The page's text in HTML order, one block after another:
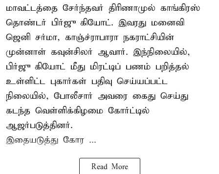
மாவட்டத்தை சேர்ந்தவர் திரிணாமுல் காங்கிரஸ்
தொண்டர் பிர்ஜு கியோட். இவரது மனைவி
ஜெனி சர்மா, காஞ்ச்ராபாரா நகராட்சியின்
முன்னாள் கவுன்சிலர் ஆவார். இந்நிலையில்,
பிர்ஜு கியோட் மீது மிரட்டிப் பணம் பறித்தல்
உள்ளிட்ட புகார்கள் பதிவு செய்யப்பட்ட
நிலையில், போலீசார் அவரை கைது செய்து
கடந்த வெள்ளிக்கிழமை கோர்ட்டில்
ஆஜர்படுத்தினர்.
இதையடுத்து கோர ...
Read More